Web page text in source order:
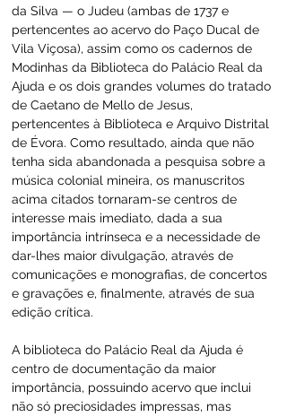
da Silva — o Judeu (ambas de 1737 e
pertencentes ao acervo do Paço Ducal de
Vila Viçosa), assim como os cadernos de
Modinhas da Biblioteca do Palácio Real da
Ajuda e os dois grandes volumes do tratado
de Caetano de Mello de Jesus,
pertencentes à Biblioteca e Arquivo Distrital
de Évora. Como resultado, ainda que não
tenha sida abandonada a pesquisa sobre a
música colonial mineira, os manuscritos
acima citados tornaram-se centros de
interesse mais imediato, dada a sua
importância intrínseca e a necessidade de
dar-lhes maior divulgação, através de
comunicações e monografias, de concertos
e gravações e, finalmente, através de sua
edição crítica.
A biblioteca do Palácio Real da Ajuda é
centro de documentação da maior
importância, possuindo acervo que inclui
não só preciosidades impressas, mas